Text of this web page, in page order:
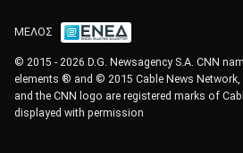
ΜΕΛΟΣ
© 2015 - 2026 D.G. Newsagency S.A. CNN
elements ® and © 2015 Cable News Network,
and the CNN logo are registered marks of
displayed with permission